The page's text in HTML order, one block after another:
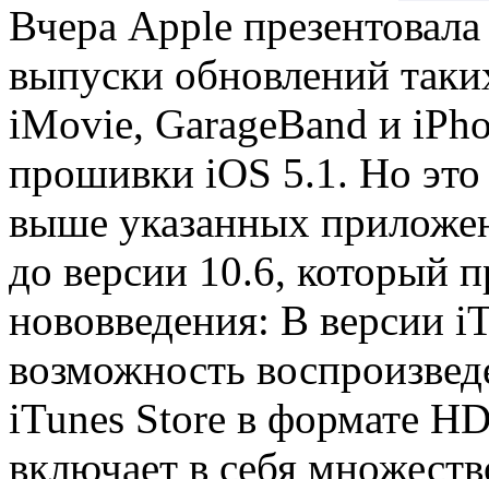
Вчера Apple
выпуски обновлений
iMovie, GarageBand и
прошивки iOS 5.1. Но
выше указанных
до версии 10.6, который
нововведения: В версии
возможность
iTunes Store в формате
включает в себя